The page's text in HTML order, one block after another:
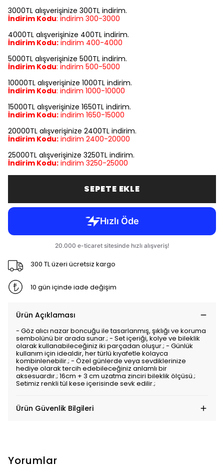
3000TL alışverişinize 300TL indirim.
İndirim Kodu: indirim 300-3000
4000TL alışverişinize 400TL indirim.
İndirim Kodu: indirim 400-4000
5000TL alışverişinize 500TL indirim.
İndirim Kodu: indirim 500-5000
10000TL alışverişinize 1000TL indirim.
İndirim Kodu: indirim 1000-10000
15000TL alışverişinize 1650TL indirim.
İndirim Kodu: indirim 1650-15000
20000TL alışverişinize 2400TL indirim.
İndirim Kodu: indirim 2400-20000
25000TL alışverişinize 3250TL indirim.
İndirim Kodu: indirim 3250-25000
SEPETE EKLE
300 TL üzeri ücretsiz kargo
10 gün içinde iade değişim
Ürün Açıklaması
- Göz alıcı nazar boncuğu ile tasarlanmış, şıklığı ve koruma
sembolünü bir arada sunar.; - Set içeriği, kolye ve bileklik
olarak kullanabileceğiniz iki parçadan oluşur.; - Günlük
kullanım için idealdir, her türlü kıyafetle kolayca
kombinlenebilir.; - Özel günlerde veya sevdiklerinize
hediye olarak tercih edebileceğiniz anlamlı bir
aksesuardır.; 16cm + 3 cm uzatma zinciri bileklik ölçüsü.;
Setimiz renkli tül kese içerisinde sevk edilir.;
Ürün Güvenlik Bilgileri
Yorumlar